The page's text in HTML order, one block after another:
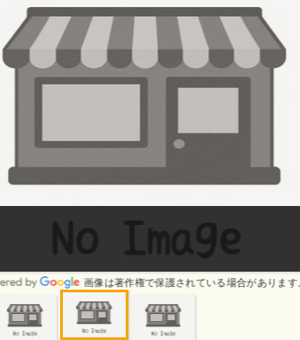
画像は著作権で保護されている場合があります。